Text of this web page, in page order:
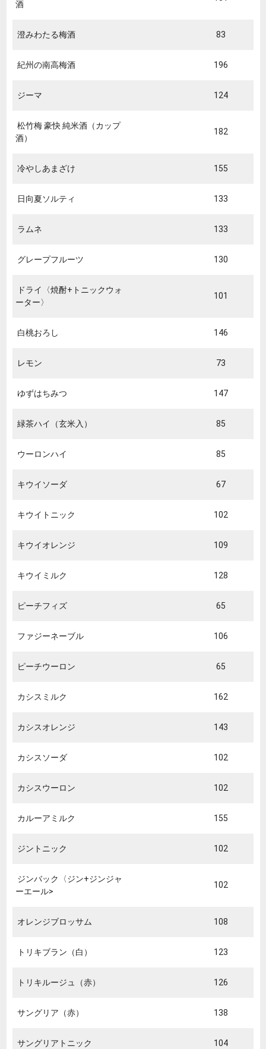
酒
澄みわたる梅酒 83
紀州の南高梅酒 196
ジーマ 124
松竹梅 豪快 純米酒（カップ
酒）
182
冷やしあまざけ 155
日向夏ソルティ 133
ラムネ 133
グレープフルーツ 130
ドライ〈焼酎+トニックウォ
ーター〉
101
白桃おろし 146
レモン 73
ゆずはちみつ 147
緑茶ハイ（玄米入） 85
ウーロンハイ 85
キウイソーダ 67
キウイトニック 102
キウイオレンジ 109
キウイミルク 128
ピーチフィズ 65
ファジーネーブル 106
ピーチウーロン 65
カシスミルク 162
カシスオレンジ 143
カシスソーダ 102
カシスウーロン 102
カルーアミルク 155
ジントニック 102
ジンバック〈ジン+ジンジャ
ーエール>
102
オレンジブロッサム 108
トリキブラン（白） 123
トリキルージュ（赤） 126
サングリア（赤） 138
サングリアトニック 104